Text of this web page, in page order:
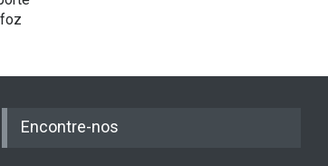
Encontre-nos